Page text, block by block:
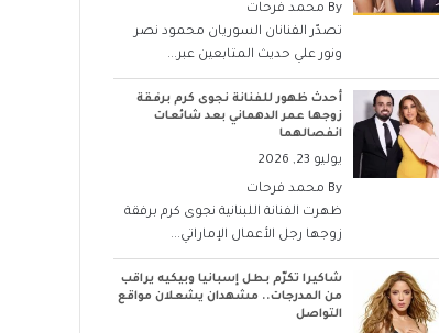
By محمد فرحات
تصدّر الفنانان السوريان محمود نصر
ونور علي حديث المتابعين عبر...
أحدث ظهور للفنانة نجوى كرم برفقة
زوجها عمر الدهماني بعد شائعات
انفصالهما
يوليو 23, 2026
By محمد فرحات
ظهرت الفنانة اللبنانية نجوى كرم برفقة
زوجها رجل الأعمال الإماراتي...
شاكيرا تكرّم بطل إسبانيا وبيكيه يراقب
من المدرجات.. مشهدان يشعلان مواقع
التواصل